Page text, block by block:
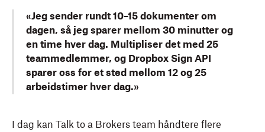
«Jeg sender rundt 10–15 dokumenter om
dagen, så jeg sparer mellom 30 minutter og
en time hver dag. Multipliser det med 25
teammedlemmer, og Dropbox Sign API
sparer oss for et sted mellom 12 og 25
arbeidstimer hver dag.»
I dag kan Talk to a Brokers team håndtere flere